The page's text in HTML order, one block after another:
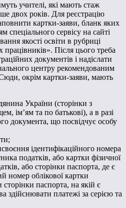
учителі, які мають стаж
двох років. Для реєстрацію
картки-заяви, бланк яких
спеціального сервісу на сайті
якості освіти в рубриці
працівників». Після цього треба
документів і надіслати
центру рекомендованим
окрім картки-заяви, мають
України (сторінки з
ім’ям та по батькові), а в разі
документа, що посвідчує особу
ідентифікаційного номера
податків, або картки фізичної
або сторінки паспорта, де є
номер облікової картки
паспорта, на якій є
здійснювати платежі за серією та